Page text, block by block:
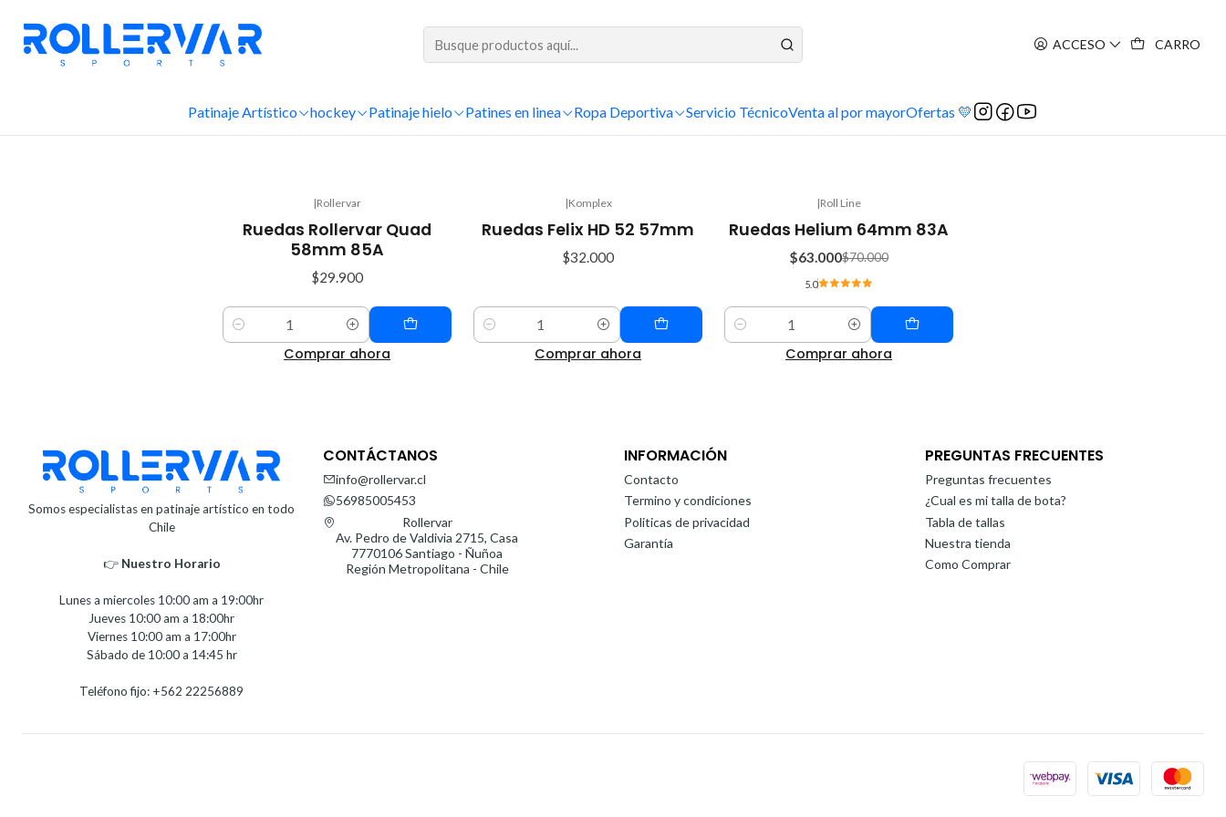
ACCESO CARRO
Patinaje Artístico hockey Patinaje hielo Patines en linea Ropa Deportiva Servicio TécnicoVenta al por mayorOfertas 💛
Ruedas de calle
|Rollervar
Ruedas Rollervar Quad
58mm 85A
$29.900
Cantidad
Comprar ahora
|Komplex
Ruedas Felix HD 52 57mm
$32.000
Cantidad
Comprar ahora
OFF
|Roll Line
Ruedas Helium 64mm 83A
$63.000$70.000
5.0
Cantidad
Comprar ahora
Somos especialistas en patinaje artístico en todo
Chile
👉 Nuestro Horario⁣⁣
Lunes a miercoles 10:00 am a 19:00hr
Jueves 10:00 am a 18:00hr
Viernes 10:00 am a 17:00hr
Sábado de 10:00 a 14:45 hr
Teléfono fijo: +562 22256889
CONTÁCTANOS
info@rollervar.cl
56985005453
Rollervar
Av. Pedro de Valdivia 2715, Casa
7770106 Santiago - Ñuñoa
Región Metropolitana - Chile
INFORMACIÓN
Contacto
Termino y condiciones
Politicas de privacidad
Garantía
PREGUNTAS FRECUENTES
Preguntas frecuentes
¿Cual es mi talla de bota?
Tabla de tallas
Nuestra tienda
Como Comprar